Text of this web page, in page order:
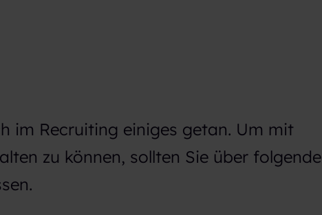
im Recruiting einiges getan. Um mit
zu können, sollten Sie über folgende